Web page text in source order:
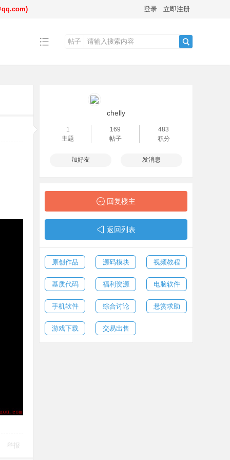
登录 立即注册
帖子
举报
chelly
1
主题
169
帖子
483
积分
加好友 发消息
回复楼主
返回列表
原创作品 源码模块 视频教程
基质代码 福利资源 电脑软件
手机软件 综合讨论 悬赏求助
游戏下载 交易出售